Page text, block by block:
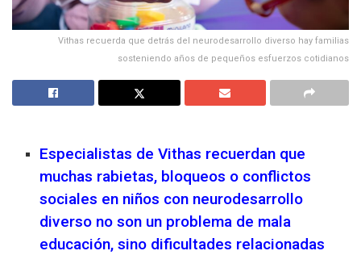
Vithas recuerda que detrás del neurodesarrollo diverso hay familias
sosteniendo años de pequeños esfuerzos cotidianos
Especialistas de Vithas recuerdan que
muchas rabietas, bloqueos o conflictos
sociales en niños con neurodesarrollo
diverso no son un problema de mala
educación, sino dificultades relacionadas